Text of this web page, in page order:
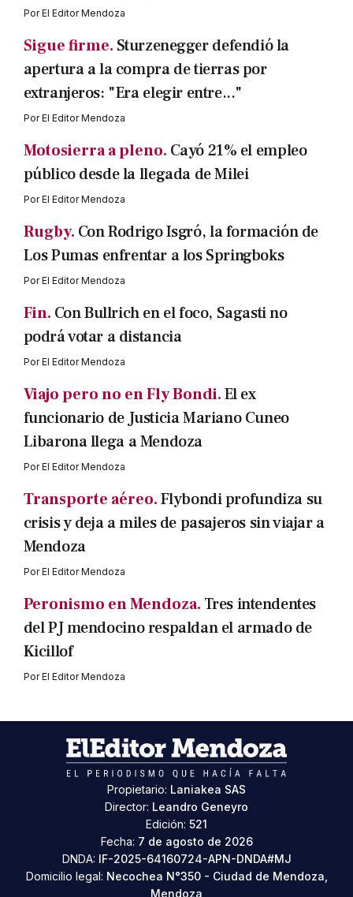
PorEl Editor Mendoza
Sigue firme. Sturzenegger defendió la
apertura a la compra de tierras por
extranjeros: "Era elegir entre..."
PorEl Editor Mendoza
Motosierra a pleno. Cayó 21% el empleo
público desde la llegada de Milei
PorEl Editor Mendoza
Rugby. Con Rodrigo Isgró, la formación de
Los Pumas enfrentar a los Springboks
PorEl Editor Mendoza
Fin. Con Bullrich en el foco, Sagasti no
podrá votar a distancia
PorEl Editor Mendoza
Viajo pero no en Fly Bondi.El ex
funcionario de Justicia Mariano Cuneo
Libarona llega a Mendoza
PorEl Editor Mendoza
Transporte aéreo.Flybondi profundiza su
crisis y deja a miles de pasajeros sin viajar a
Mendoza
PorEl Editor Mendoza
Peronismo en Mendoza. Tres intendentes
del PJ mendocino respaldan el armado de
Kicillof
PorEl Editor Mendoza
Propietario: Laniakea SAS
Director: Leandro Geneyro
Edición: 521
Fecha: 7 de agosto de 2026
DNDA: IF-2025-64160724-APN-DNDA#MJ
Domicilio legal: Necochea N°350 - Ciudad de Mendoza,
Mendoza